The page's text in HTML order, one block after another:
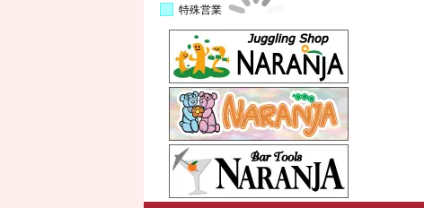
特殊営業